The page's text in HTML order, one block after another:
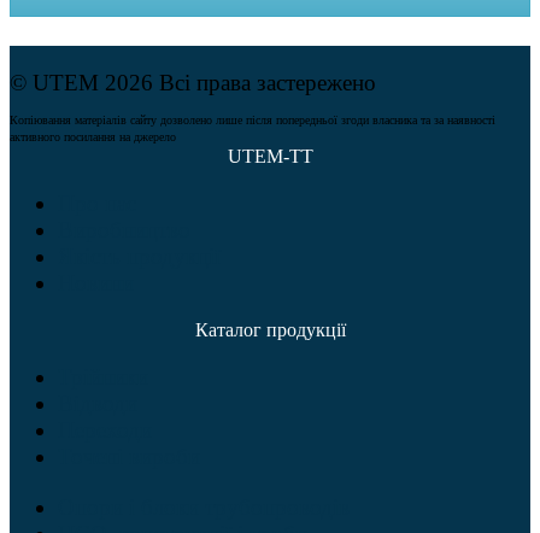
© UTEM 2026 Всі права застережено
Копіювання матеріалів сайту дозволено лише після попередньої згоди власника та за наявності
активного посилання на джерело
UTEM-TT
Каталог продукції